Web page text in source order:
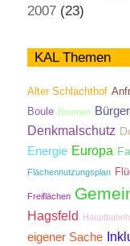
2007 (23)
KAL Themen
Alter Schlachthof
Boule Brunnen
Denkmalschutz
Energie Europa
Flächennutzungsplan
Freiflächen
Hagsfeld
eigener Sache